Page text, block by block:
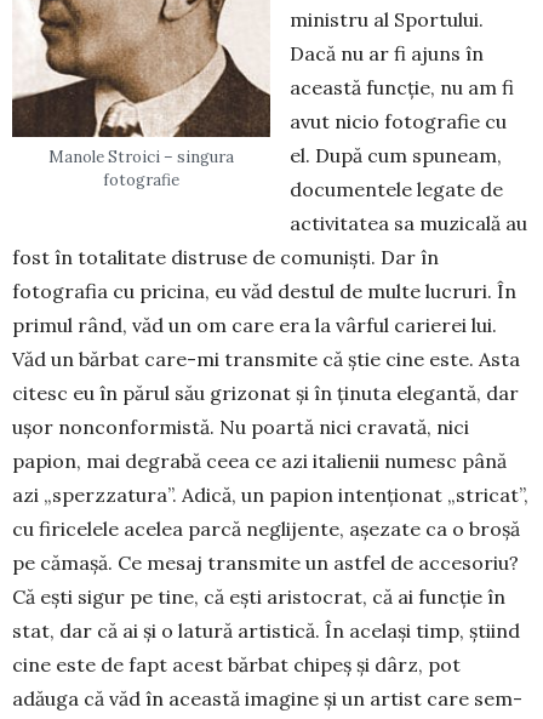
Manole Stroici – singura
fotografie
mi­nistru al Spor­tului.
Dacă nu ar fi ajuns în
această func­ţie, nu am fi
avut nicio fotografie cu
el. După cum spuneam,
docu­mentele legate de
activi­tatea sa muzicală au
fost în totalitate distruse de comunişti. Dar în
fotografia cu pri­cina, eu văd destul de multe lucruri. În
primul rând, văd un om care era la vârful carierei lui.
Văd un bărbat care-mi trans­mite că ştie cine este. Asta
citesc eu în părul său grizonat şi în ţinuta elegantă, dar
uşor non­conformistă. Nu poar­tă nici cravată, nici
papion, mai degrabă ceea ce azi italienii nu­mesc pâ­nă
azi „sper­zza­tura”. Adi­că, un pa­pion intenţio­nat „stri­cat”,
cu fi­ricelele acelea parcă ne­glijente, aşezate ca o bro­şă
pe că­maşă. Ce mesaj transmite un astfel de accesoriu?
Că eşti sigur pe tine, că eşti aristocrat, că ai funcţie în
stat, dar că ai şi o latură artistică. În acelaşi timp, ştiind
cine este de fapt acest bărbat chipeş şi dârz, pot
adăuga că văd în aceas­tă imagine şi un artist care sem­